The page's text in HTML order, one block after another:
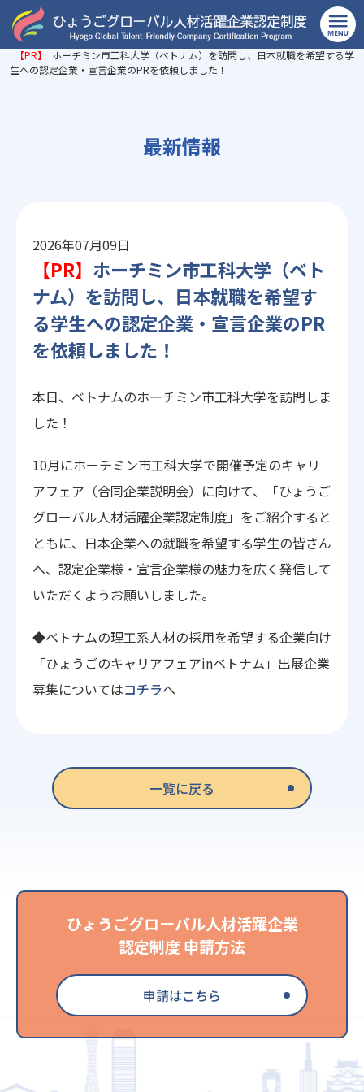
TOP > 最新情報 >
【PR】
ホーチミン市工科大学（ベトナム）を訪問し、日本就職を希望する学
生への認定企業・宣言企業のPRを依頼しました！
最新情報
2026年07月09日
【PR】 ホーチミン市工科大学（ベト
ナム）を訪問し、日本就職を希望す
る学生への認定企業・宣言企業のPR
を依頼しました！
本日、ベトナムのホーチミン市工科大学を訪問しま
した！
10月にホーチミン市工科大学で開催予定のキャリ
アフェア（合同企業説明会）に向けて、「ひょうご
グローバル人材活躍企業認定制度」をご紹介すると
ともに、日本企業への就職を希望する学生の皆さん
へ、認定企業様・宣言企業様の魅力を広く発信して
いただくようお願いしました。
◆ベトナムの理工系人材の採用を希望する企業向け
「ひょうごのキャリアフェアinベトナム」出展企業
募集についてはコチラへ
一覧に戻る
ひょうごグローバル人材活躍企業
認定制度 申請方法
申請はこちら